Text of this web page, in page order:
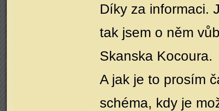
Díky za informaci.
tak jsem o něm
Skanska Kocoura.
A jak je to prosím
schéma, kdy je